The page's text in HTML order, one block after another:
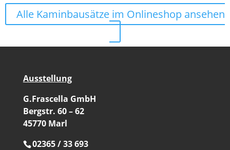
Alle Kaminbausätze im Onlineshop ansehen
Ausstellung
G.Frascella GmbH
Bergstr. 60 – 62
45770 Marl
02365 / 33 693